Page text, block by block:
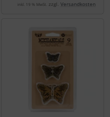
inkl. 19 % MwSt. zzgl. Versandkosten